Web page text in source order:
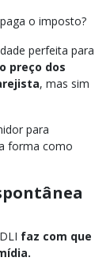
o imposto?
perfeita para
preço dos
, mas sim
para
forma como
faz com que